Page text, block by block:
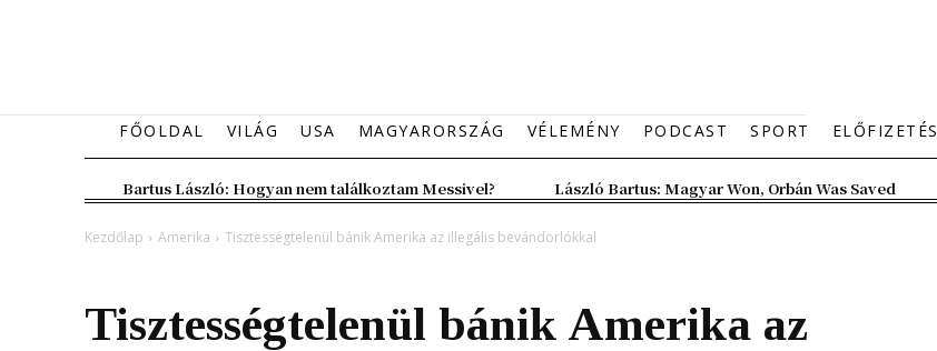
FŐOLDAL VILÁG USA MAGYARORSZÁG VÉLEMÉNY PODCAST SPORT ELŐFIZETÉS
Bartus László: Hogyan nem találkoztam Messivel? László Bartus: Magyar Won, Orbán Was Saved
Kezdőlap Amerika Tisztességtelenül bánik Amerika az illegális bevándorlókkal
Tisztességtelenül bánik Amerika az